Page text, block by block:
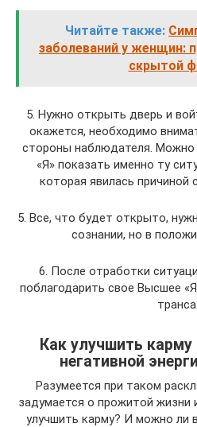
Читайте также:
заболеваний у женщин:
скрытой
5. Нужно открыть дверь и
окажется, необходимо
стороны наблюдателя. Можно
«Я» показать именно ту
которая явилась причиной
5. Все, что будет открыто,
сознании, но в
6. После отработки
поблагодарить свое Высшее
транса.
Как улучшить карму
негативной
Разумеется при таком
задумается о прожитой жизни
улучшить карму? И можно ли